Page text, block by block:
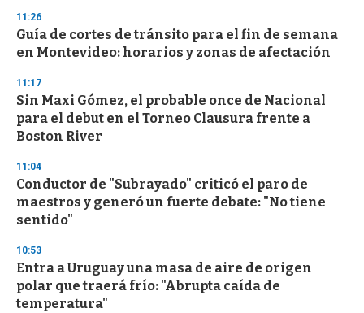
d
s
o
f
3
s
c
o
d
s
11:26
Guía de cortes de tránsito para el fin de semana
en Montevideo: horarios y zonas de afectación
11:17
Sin Maxi Gómez, el probable once de Nacional
para el debut en el Torneo Clausura frente a
Boston River
11:04
Conductor de "Subrayado" criticó el paro de
maestros y generó un fuerte debate: "No tiene
sentido"
10:53
Entra a Uruguay una masa de aire de origen
polar que traerá frío: "Abrupta caída de
temperatura"